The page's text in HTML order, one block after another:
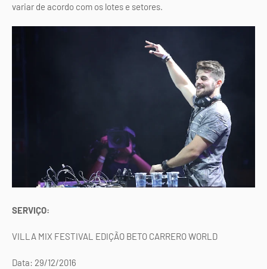
variar de acordo com os lotes e setores.
SERVIÇO:
VILLA MIX FESTIVAL EDIÇÃO BETO CARRERO WORLD
Data: 29/12/2016